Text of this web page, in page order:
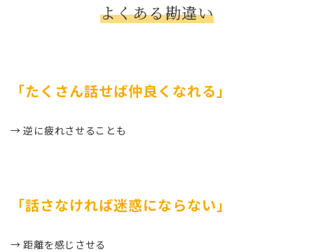
よくある勘違い
「たくさん話せば仲良くなれる」
→ 逆に疲れさせることも
「話さなければ迷惑にならない」
→ 距離を感じさせる